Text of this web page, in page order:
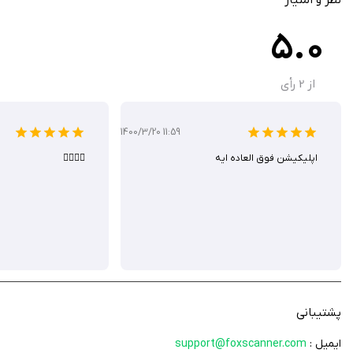
5.0
از 2 رأی
1400/3/20 11:59
اپلیکیشن فوق العاده ایه 👌🏻👌🏻
پشتیبانی
ایمیل : support@foxscanner.com